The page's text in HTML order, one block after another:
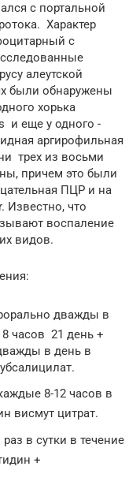
с портальной
Характер
с
алеутской
были обнаружены
хорька
и еще у одного -
аргирофильная
трех из восьми
причем это были
ПЦР и на
Известно, что
воспаление
видов.
дважды в
часов 21 день +
в день в
8-12 часов в
висмут цитрат.
в сутки в течение
+